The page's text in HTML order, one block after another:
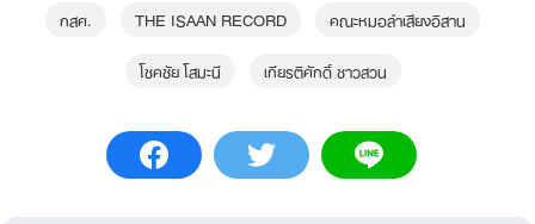
for:
กสศ. THE ISAAN RECORD
คณะหมอลำเสียงอิสาน
โชคชัย โสมะนี
เกียรติศักดิ์ ชาวสวน